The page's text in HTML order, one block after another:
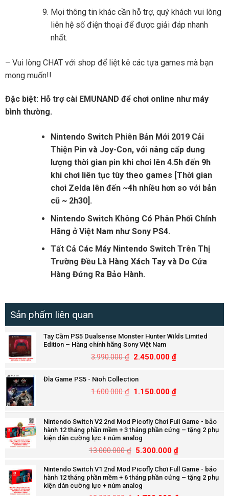
Mọi thông tin khác cần hỗ trợ, quý khách vui lòng
liên hệ số điện thoại để được giải đáp nhanh
nhất.
– Vui lòng CHAT với shop để liệt kê các tựa games mà bạn
mong muốn!!
Đặc biệt: Hỗ trợ cài EMUNAND để chơi online như máy
bình thường.
Nintendo Switch Phiên Bản Mới 2019 Cải
Thiện Pin và Joy-Con, với nâng cấp dung
lượng thời gian pin khi chơi lên 4.5h đến 9h
khi chơi liên tục tùy theo games [Thời gian
chơi Zelda lên đến ~4h nhiều hơn so với bản
cũ ~ 2h30].
Nintendo Switch Không Có Phân Phối Chính
Hãng ở Việt Nam như Sony PS4.
Tất Cả Các Máy Nintendo Switch Trên Thị
Trường Đều Là Hàng Xách Tay và Do Cửa
Hàng Đứng Ra Bảo Hành.
Sản phẩm liên quan
Tay Cầm PS5 Dualsense Monster Hunter Wilds Limited
Edition – Hàng chính hãng Sony Việt Nam
3.990.000₫ 2.450.000₫
Đĩa Game PS5 - Nioh Collection
1.600.000₫ 1.150.000₫
Nintendo Switch V2 2nd Mod Picofly Chơi Full Game - bảo
hành 12 tháng phần mềm + 3 tháng phần cứng – tặng 2 phụ
kiện dán cường lực + núm analog
13.000.000₫ 5.300.000₫
Nintendo Switch V1 2nd Mod Picofly Chơi Full Game - bảo
hành 12 tháng phần mềm + 6 tháng phần cứng – tặng 2 phụ
kiện dán cường lực + núm analog